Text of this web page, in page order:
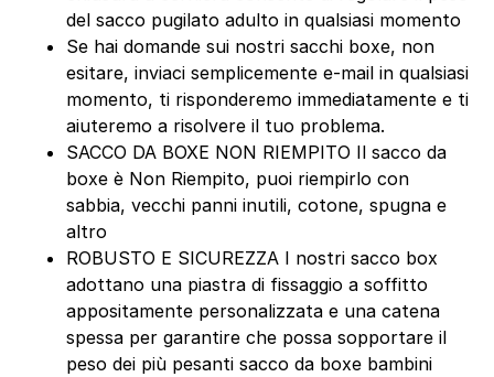
del sacco pugilato adulto in qualsiasi momento
Se hai domande sui nostri sacchi boxe, non
esitare, inviaci semplicemente e-mail in qualsiasi
momento, ti risponderemo immediatamente e ti
aiuteremo a risolvere il tuo problema.
SACCO DA BOXE NON RIEMPITO Il sacco da
boxe è Non Riempito, puoi riempirlo con
sabbia, vecchi panni inutili, cotone, spugna e
altro
ROBUSTO E SICUREZZA I nostri sacco box
adottano una piastra di fissaggio a soffitto
appositamente personalizzata e una catena
spessa per garantire che possa sopportare il
peso dei più pesanti sacco da boxe bambini